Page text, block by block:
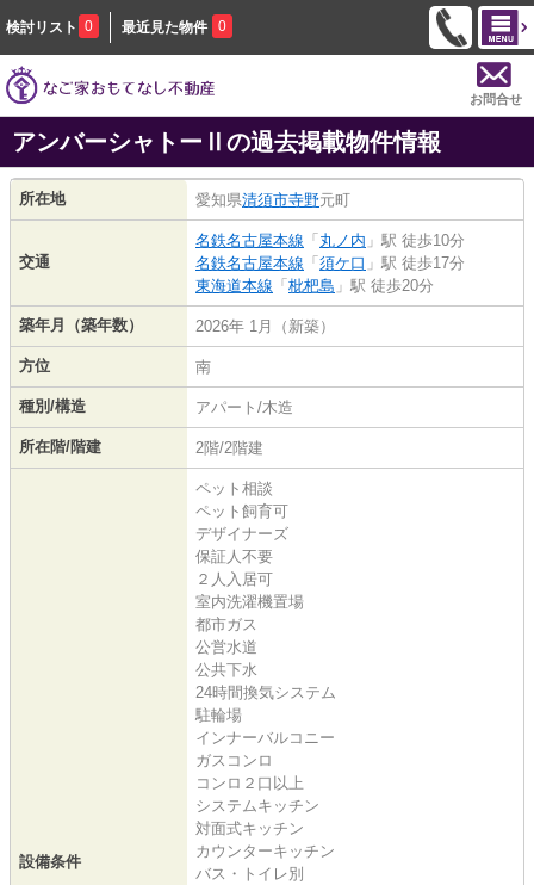
検討リスト 0 最近見た物件 0
お問合せ
アンバーシャトーⅡの過去掲載物件情報
所在地 愛知県清須市寺野元町
交通
名鉄名古屋本線 「 丸ノ内 」駅 徒歩10分
名鉄名古屋本線 「 須ケ口 」駅 徒歩17分
東海道本線 「 枇杷島 」駅 徒歩20分
築年月（築年数） 2026年 1月（新築）
方位 南
種別/構造 アパート/木造
所在階/階建 2階/2階建
設備条件
ペット相談
ペット飼育可
デザイナーズ
保証人不要
２人入居可
室内洗濯機置場
都市ガス
公営水道
公共下水
24時間換気システム
駐輪場
インナーバルコニー
ガスコンロ
コンロ２口以上
システムキッチン
対面式キッチン
カウンターキッチン
バス・トイレ別